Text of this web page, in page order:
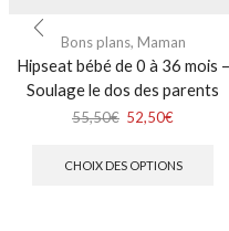
Bons plans, Maman
Hipseat bébé de 0 à 36 mois –
Soulage le dos des parents
55,50€ 52,50€
CHOIX DES OPTIONS